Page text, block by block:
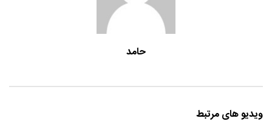
حامد
ویدیو های مرتبط